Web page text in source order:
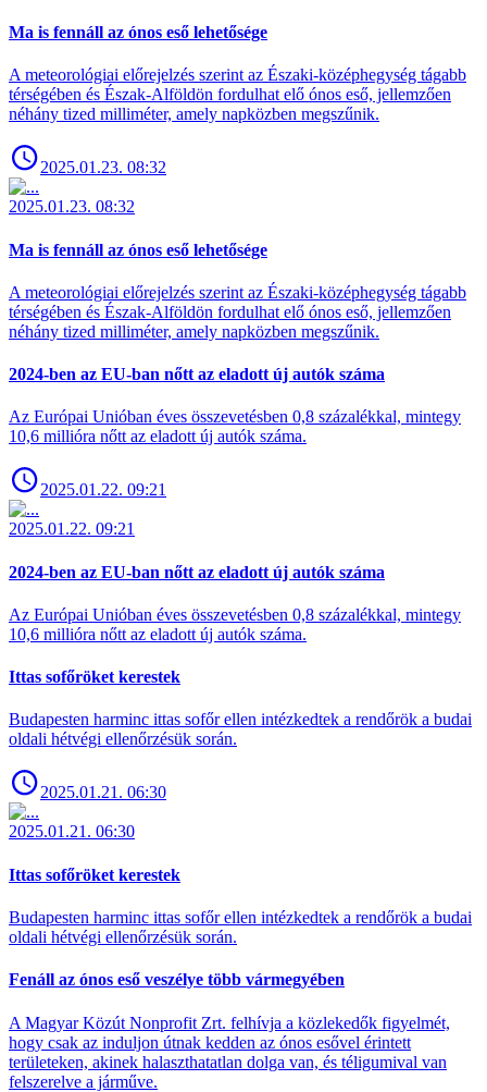
Ma is fennáll az ónos eső lehetősége
A meteorológiai előrejelzés szerint az Északi-középhegység tágabb
térségében és Észak-Alföldön fordulhat elő ónos eső, jellemzően
néhány tized milliméter, amely napközben megszűnik.
2025.01.23. 08:32
2025.01.23. 08:32
Ma is fennáll az ónos eső lehetősége
A meteorológiai előrejelzés szerint az Északi-középhegység tágabb
térségében és Észak-Alföldön fordulhat elő ónos eső, jellemzően
néhány tized milliméter, amely napközben megszűnik.
2024-ben az EU-ban nőtt az eladott új autók száma
Az Európai Unióban éves összevetésben 0,8 százalékkal, mintegy
10,6 millióra nőtt az eladott új autók száma.
2025.01.22. 09:21
2025.01.22. 09:21
2024-ben az EU-ban nőtt az eladott új autók száma
Az Európai Unióban éves összevetésben 0,8 százalékkal, mintegy
10,6 millióra nőtt az eladott új autók száma.
Ittas sofőröket kerestek
Budapesten harminc ittas sofőr ellen intézkedtek a rendőrök a budai
oldali hétvégi ellenőrzésük során.
2025.01.21. 06:30
2025.01.21. 06:30
Ittas sofőröket kerestek
Budapesten harminc ittas sofőr ellen intézkedtek a rendőrök a budai
oldali hétvégi ellenőrzésük során.
Fenáll az ónos eső veszélye több vármegyében
A Magyar Közút Nonprofit Zrt. felhívja a közlekedők figyelmét,
hogy csak az induljon útnak kedden az ónos esővel érintett
területeken, akinek halaszthatatlan dolga van, és téligumival van
felszerelve a járműve.